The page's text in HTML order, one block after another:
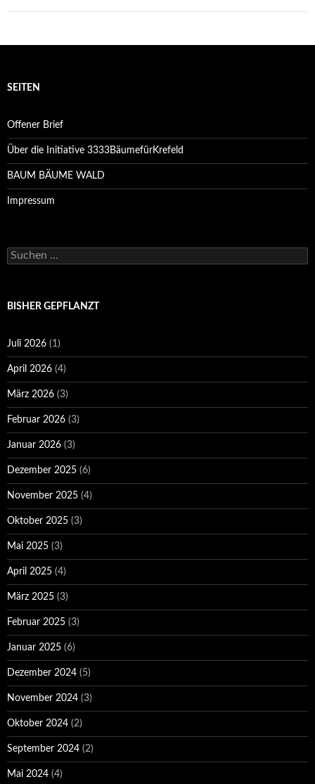
SEITEN
Offener Brief
Über die Initiative 3333BäumefürKrefeld
BAUM BÄUME WALD
Impressum
Suchen
nach:
BISHER GEPFLANZT
Juli 2026 (1)
April 2026 (4)
März 2026 (3)
Februar 2026 (3)
Januar 2026 (3)
Dezember 2025 (6)
November 2025 (4)
Oktober 2025 (3)
Mai 2025 (3)
April 2025 (4)
März 2025 (3)
Februar 2025 (3)
Januar 2025 (6)
Dezember 2024 (5)
November 2024 (3)
Oktober 2024 (2)
September 2024 (2)
Mai 2024 (4)